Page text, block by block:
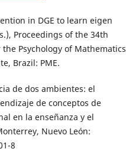
in DGE to learn eigen
Proceedings of the 34th
Psychology of Mathematics
Brazil: PME.
de dos ambientes: el
de conceptos de
en la enseñanza y el
Nuevo León:
8